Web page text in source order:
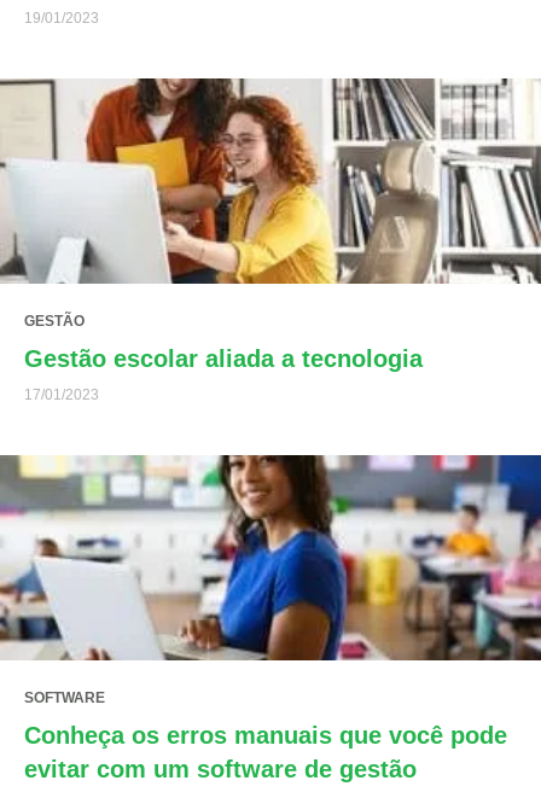
19/01/2023
GESTÃO
Gestão escolar aliada a tecnologia
17/01/2023
SOFTWARE
Conheça os erros manuais que você pode
evitar com um software de gestão